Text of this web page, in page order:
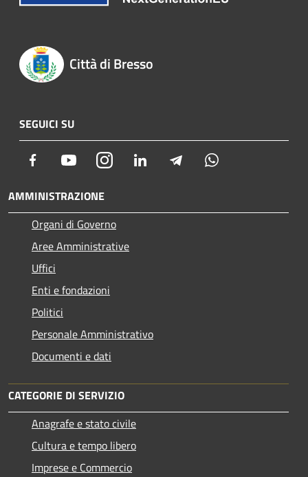
Città di Bresso
SEGUICI SU
Facebook YoutubeInstagram LinkedIn Telegram
AMMINISTRAZIONE
Organi di Governo
Aree Amministrative
Uffici
Enti e fondazioni
Politici
Personale Amministrativo
Documenti e dati
CATEGORIE DI SERVIZIO
Anagrafe e stato civile
Cultura e tempo libero
Imprese e Commercio